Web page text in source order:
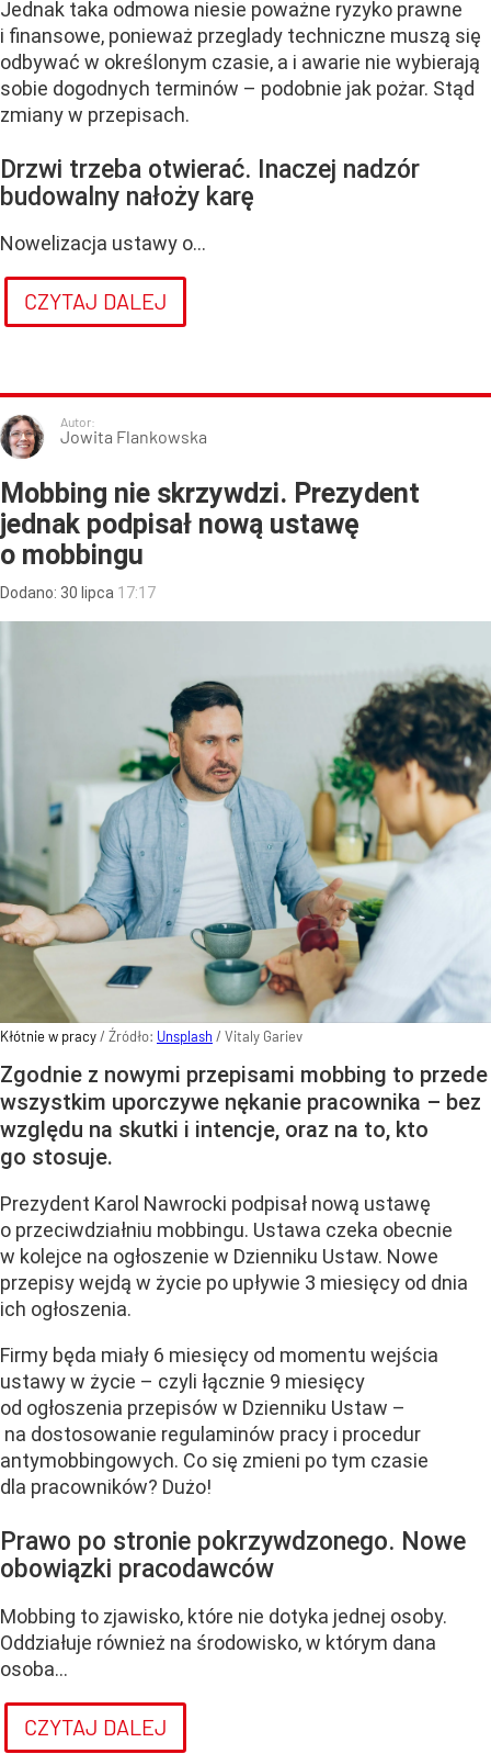
Jednak taka odmowa niesie poważne ryzyko prawne
i finansowe, ponieważ przeglady techniczne muszą się
odbywać w określonym czasie, a i awarie nie wybierają
sobie dogodnych terminów – podobnie jak pożar. Stąd
zmiany w przepisach.
Drzwi trzeba otwierać. Inaczej nadzór
budowalny nałoży karę
Nowelizacja ustawy o...
CZYTAJ DALEJ
Autor:
Jowita Flankowska
Mobbing nie skrzywdzi. Prezydent
jednak podpisał nową ustawę
o mobbingu
Dodano: 30 lipca 17:17
Kłótnie w pracy/ Źródło: Unsplash / Vitaly Gariev
Zgodnie z nowymi przepisami mobbing to przede
wszystkim uporczywe nękanie pracownika – bez
względu na skutki i intencje, oraz na to, kto
go stosuje.
Prezydent Karol Nawrocki podpisał nową ustawę
o przeciwdziałniu mobbingu. Ustawa czeka obecnie
w kolejce na ogłoszenie w Dzienniku Ustaw. Nowe
przepisy wejdą w życie po upływie 3 miesięcy od dnia
ich ogłoszenia.
Firmy będa miały 6 miesięcy od momentu wejścia
ustawy w życie – czyli łącznie 9 miesięcy
od ogłoszenia przepisów w Dzienniku Ustaw –
na dostosowanie regulaminów pracy i procedur
antymobbingowych. Co się zmieni po tym czasie
dla pracowników? Dużo!
Prawo po stronie pokrzywdzonego. Nowe
obowiązki pracodawców
Mobbing to zjawisko, które nie dotyka jednej osoby.
Oddziałuje również na środowisko, w którym dana
osoba...
CZYTAJ DALEJ